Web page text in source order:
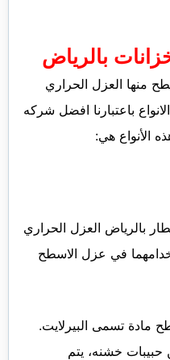
بالرياض
منها العزل الحراري
باعتبارنا افضل شركه
الأنواع هي:
بالرياض العزل الحراري
في عزل الاسطح
مادة تسمى البيرلايت.
حبيبات خشنه، يتم